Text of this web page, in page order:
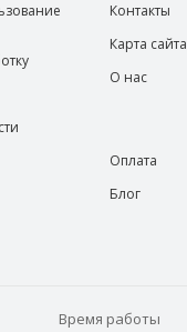
Контакты
Карта сайта
О нас
Оплата
Блог
Время работы